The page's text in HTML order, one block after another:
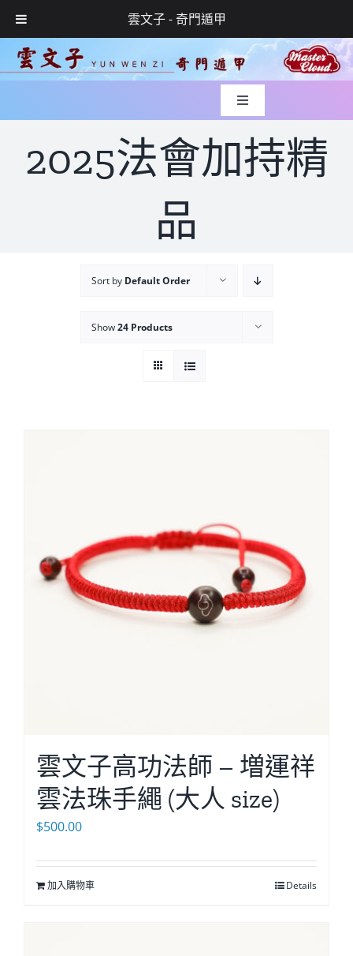
雲文子 - 奇門遁甲
Skip
to
Toggle
Navigation
入世緣起
2025法會加持精
品
Sort by Default Order
Show24 Products
雲文子高功法師 – 増運祥
雲法珠手繩 (大人 size)
$500.00
加入購物車 Details